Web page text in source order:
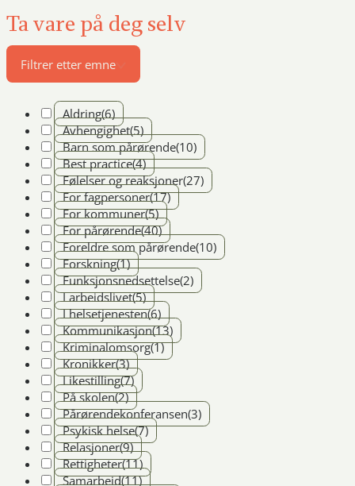
Ta vare på deg selv
Filtrer etter emne
Aldring(6)
Avhengighet(5)
Barn som pårørende(10)
Best practice(4)
Følelser og reaksjoner(27)
For fagpersoner(17)
For kommuner(5)
For pårørende(40)
Foreldre som pårørende(10)
Forskning(1)
Funksjonsnedsettelse(2)
I arbeidslivet(5)
I helsetjenesten(6)
Kommunikasjon(13)
Kriminalomsorg(1)
Kronikker(3)
Likestilling(7)
På skolen(2)
Pårørendekonferansen(3)
Psykisk helse(7)
Relasjoner(9)
Rettigheter(11)
Samarbeid(11)